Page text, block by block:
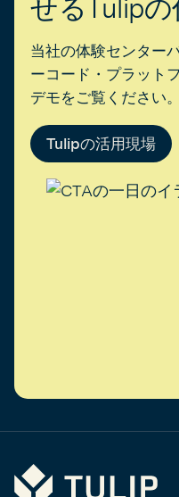
せるTulipの
当社の体験センター
ーコード・プラット
デモをご覧ください。
Tulipの活用現場
Tulip